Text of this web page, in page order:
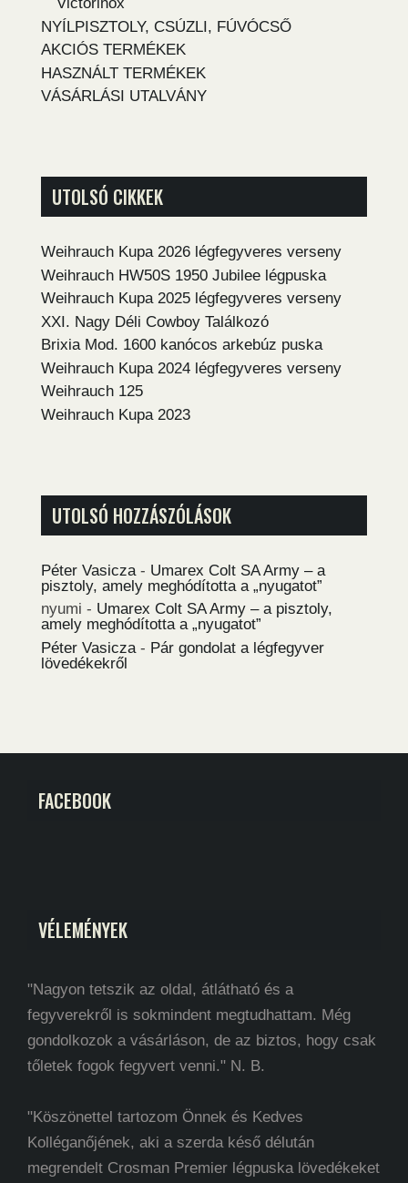
NYÍLPISZTOLY, CSÚZLI, FÚVÓCSŐ
AKCIÓS TERMÉKEK
HASZNÁLT TERMÉKEK
VÁSÁRLÁSI UTALVÁNY
UTOLSÓ CIKKEK
Weihrauch Kupa 2026 légfegyveres verseny
Weihrauch HW50S 1950 Jubilee légpuska
Weihrauch Kupa 2025 légfegyveres verseny
XXI. Nagy Déli Cowboy Találkozó
Brixia Mod. 1600 kanócos arkebúz puska
Weihrauch Kupa 2024 légfegyveres verseny
Weihrauch 125
Weihrauch Kupa 2023
UTOLSÓ HOZZÁSZÓLÁSOK
Péter Vasicza - Umarex Colt SA Army – a
pisztoly, amely meghódította a „nyugatot”
nyumi - Umarex Colt SA Army – a pisztoly,
amely meghódította a „nyugatot”
Péter Vasicza - Pár gondolat a légfegyver
lövedékekről
FACEBOOK
VÉLEMÉNYEK
"Nagyon tetszik az oldal, átlátható és a
fegyverekről is sokmindent megtudhattam. Még
gondolkozok a vásárláson, de az biztos, hogy csak
tőletek fogok fegyvert venni." N. B.
"Köszönettel tartozom Önnek és Kedves
Kolléganőjének, aki a szerda késő délután
megrendelt Crosman Premier légpuska lövedékeket